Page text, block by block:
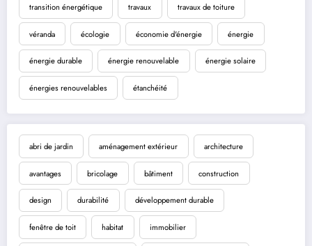
transition énergétique travaux travaux de toiture
véranda écologie économie d'énergie énergie
énergie durable énergie renouvelable énergie solaire
énergies renouvelables étanchéité
abri de jardin aménagement extérieur architecture
avantages bricolage bâtiment construction
design durabilité développement durable
fenêtre de toit habitat immobilier